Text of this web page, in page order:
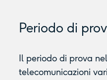
Periodo di
Il periodo di prova
telecomunicazioni